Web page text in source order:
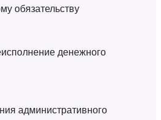
обязательству
денежного
административного